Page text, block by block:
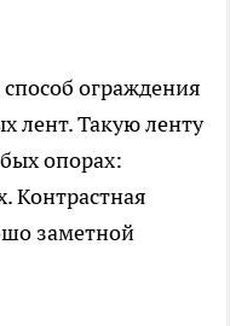
ограждения
лент. Такую ленту
опорах:
Контрастная
заметной